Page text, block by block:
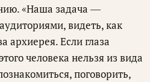
«Наша задача ―
видеть, как
архиерея. Если глаза
человека нельзя из вида
поговорить,